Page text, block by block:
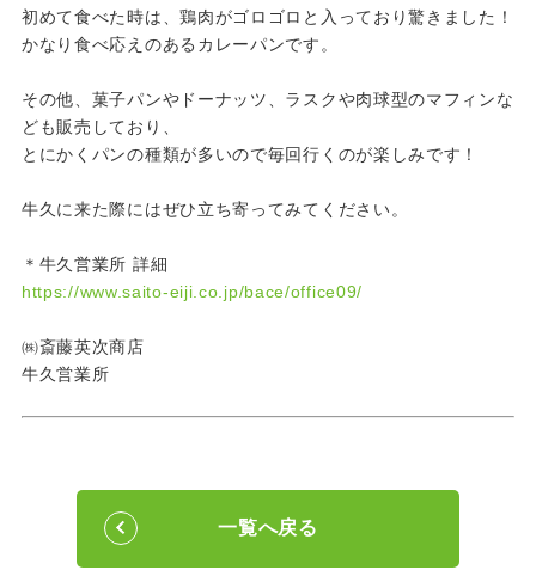
初めて食べた時は、鶏肉がゴロゴロと入っており驚きました！
かなり食べ応えのあるカレーパンです。
その他、菓子パンやドーナッツ、ラスクや肉球型のマフィンな
ども販売しており、
とにかくパンの種類が多いので毎回行くのが楽しみです！
牛久に来た際にはぜひ立ち寄ってみてください。
＊牛久営業所 詳細
https://www.saito-eiji.co.jp/bace/office09/
㈱斎藤英次商店
牛久営業所
一覧へ戻る